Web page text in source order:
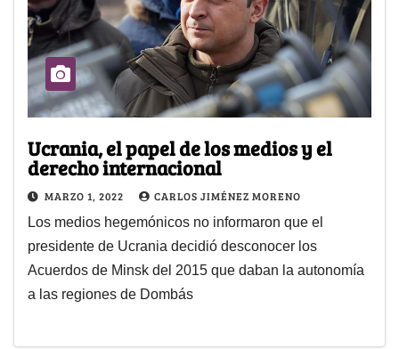
Ucrania, el papel de los medios y el
derecho internacional
MARZO 1, 2022 CARLOS JIMÉNEZ MORENO
Los medios hegemónicos no informaron que el
presidente de Ucrania decidió desconocer los
Acuerdos de Minsk del 2015 que daban la autonomía
a las regiones de Dombás